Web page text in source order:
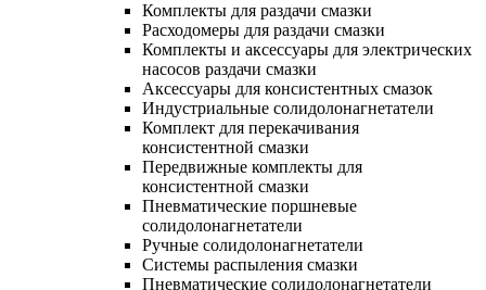
Комплекты для раздачи смазки
Расходомеры для раздачи смазки
Комплекты и аксессуары для электрических
насосов раздачи смазки
Аксессуары для консистентных смазок
Индустриальные солидолонагнетатели
Комплект для перекачивания
консистентной смазки
Передвижные комплекты для
консистентной смазки
Пневматические поршневые
солидолонагнетатели
Ручные солидолонагнетатели
Системы распыления смазки
Пневматические солидолонагнетатели